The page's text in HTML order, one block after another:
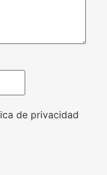
de privacidad